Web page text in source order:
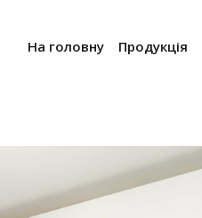
На головну Продукція